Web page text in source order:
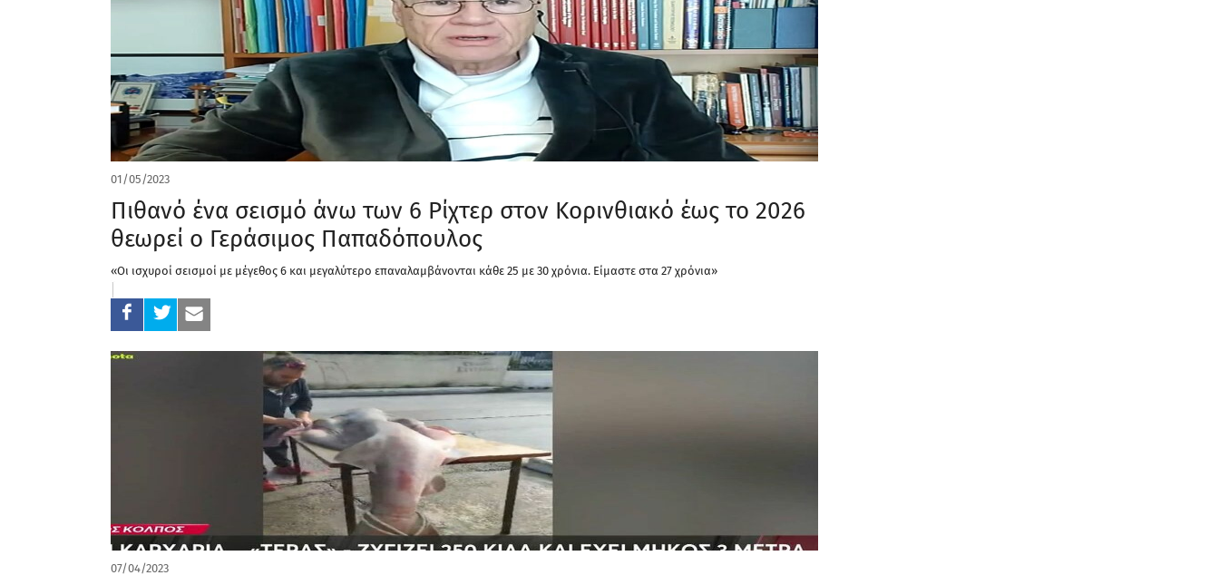
01/05/2023
Πιθανό ένα σεισμό άνω των 6 Ρίχτερ στον Κορινθιακό έως το 2026
θεωρεί ο Γεράσιμος Παπαδόπουλος
«Οι ισχυροί σεισμοί με μέγεθος 6 και μεγαλύτερο επαναλαμβάνονται κάθε 25 με 30 χρόνια. Είμαστε στα 27 χρόνια»
07/04/2023